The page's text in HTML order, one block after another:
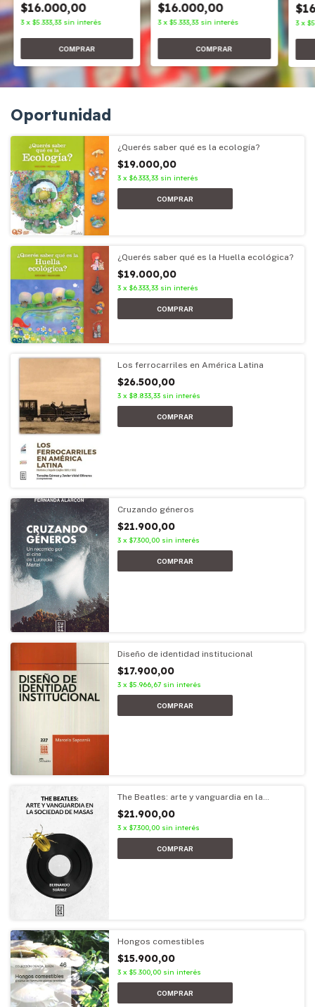
$16.000,00
3 x $5.333,33 sin interés
$16.000,00
3 x$5.333,33 sin interés 3 x
Oportunidad
¿Querés saber qué es la ecología?
$19.000,00
3 x $6.333,33 sin interés
¿Querés saber qué es la Huella ecológica?
$19.000,00
3 x $6.333,33 sin interés
Los ferrocarriles en América Latina
$26.500,00
3 x $8.833,33 sin interés
Cruzando géneros
$21.900,00
3 x $7.300,00 sin interés
Diseño de identidad institucional
$17.900,00
3 x $5.966,67 sin interés
The Beatles: arte y vanguardia en la
$21.900,00
3 x $7.300,00 sin interés
Hongos comestibles
$15.900,00
3 x $5.300,00 sin interés